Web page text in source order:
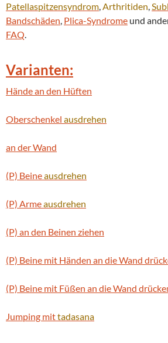
Patellaspitzensyndrom,Arthritiden,
Bandschäden, Plica-Syndrome und
FAQ.
Varianten:
Hände an den Hüften
Oberschenkel ausdrehen
an der Wand
(P) Beineausdrehen
(P) Armeausdrehen
(P) an den Beinen ziehen
(P) Beine mit Händen an die Wand
(P) Beine mit Füßen an die Wand
Jumping mittadasana